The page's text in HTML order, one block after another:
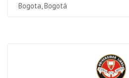
Bogota, Bogotá